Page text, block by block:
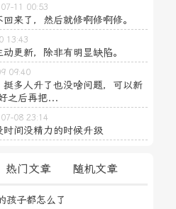
07-11 00:53
来了，然后就修啊修啊修。
13:43
更新，除非有明显缺陷。
09:40
挺多人升了也没啥问题，可以新
之后再把...
07-08 23:14
时间没精力的时候升级
热门文章 随机文章
孩子都怎么了